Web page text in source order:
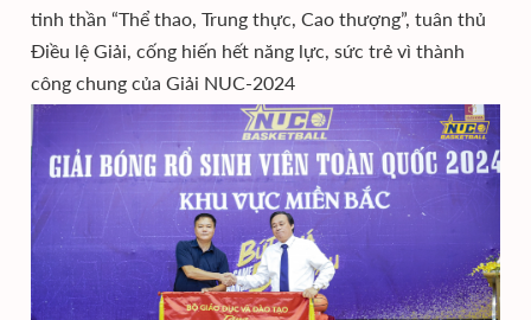
tinh thần “Thể thao, Trung thực, Cao thượng”, tuân thủ
Điều lệ Giải, cống hiến hết năng lực, sức trẻ vì thành
công chung của Giải NUC-2024